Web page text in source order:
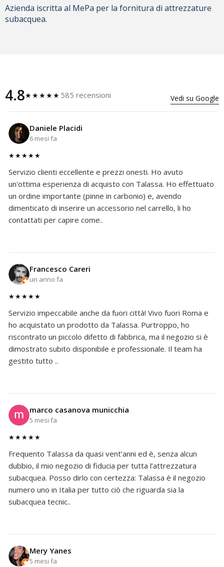
Azienda iscritta al MePa per la fornitura di attrezzature
subacquea.
4.8★★★★★ 585 recensioni Vedi su Google
Daniele Placidi
6 mesi fa
★★★★★
Servizio clienti eccellente e prezzi onesti. Ho avuto
un'ottima esperienza di acquisto con Talassa. Ho effettuato
un ordine importante (pinne in carbonio) e, avendo
dimenticato di inserire un accessorio nel carrello, li ho
contattati per capire come..
Francesco Careri
un anno fa
★★★★★
Servizio impeccabile anche da fuori città! Vivo fuori Roma e
ho acquistato un prodotto da Talassa. Purtroppo, ho
riscontrato un piccolo difetto di fabbrica, ma il negozio si è
dimostrato subito disponibile e professionale. Il team ha
gestito tutto ..
marco casanova municchia
5 mesi fa
★★★★★
Frequento Talassa da quasi vent’anni ed è, senza alcun
dubbio, il mio negozio di fiducia per tutta l’attrezzatura
subacquea. Posso dirlo con certezza: Talassa è il negozio
numero uno in Italia per tutto ciò che riguarda sia la
subacquea tecnic..
Mery Yanes
5 mesi fa